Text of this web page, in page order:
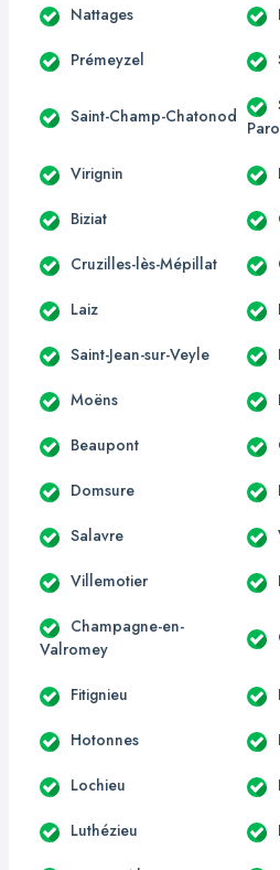
Nattages
Prémeyzel
Saint-Champ-Chatonod
Virignin
Biziat
Cruzilles-lès-Mépillat
Laiz
Saint-Jean-sur-Veyle
Moëns
Beaupont
Domsure
Salavre
Villemotier
Champagne-en-
Valromey
Fitignieu
Hotonnes
Lochieu
Luthézieu